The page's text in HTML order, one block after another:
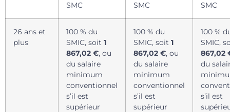
SMC
SMC
SMC
26 ans et
plus
100 % du
SMIC, soit 1
867,02 €, ou
du salaire
minimum
conventionnel
s’il est
supérieur
100 % du
SMIC, soit 1
867,02 €, ou
du salaire
minimum
conventionnel
s’il est
supérieur
100 %
SMIC,
867,02
du
s’il est